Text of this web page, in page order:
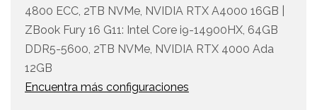
4800 ECC, 2TB NVMe, NVIDIA RTX A4000 16GB |
ZBook Fury 16 G11: Intel Core i9-14900HX, 64GB
DDR5-5600, 2TB NVMe, NVIDIA RTX 4000 Ada
12GB
Encuentra más configuraciones